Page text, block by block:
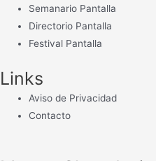
Semanario Pantalla
Directorio Pantalla
Festival Pantalla
Links
Aviso de Privacidad
Contacto